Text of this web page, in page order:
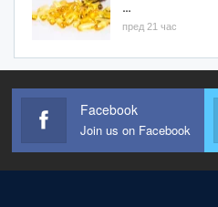
…
пред 21 час
Facebook
Join us on Facebook